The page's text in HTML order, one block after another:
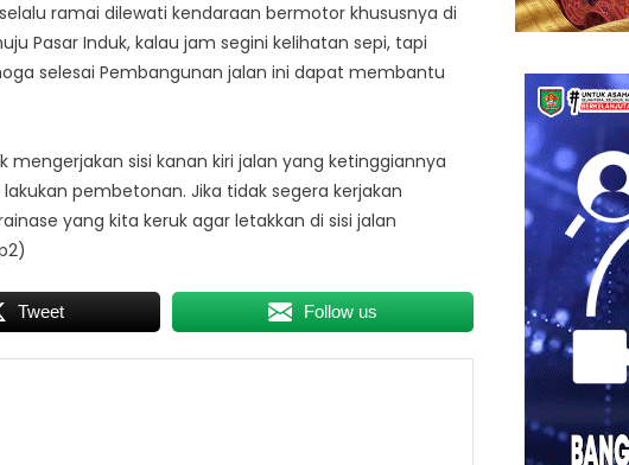
ramai dilewati kendaraan bermotor khususnya di
Pasar Induk, kalau jam segini kelihatan sepi, tapi
selesai Pembangunan jalan ini dapat membantu
sisi kanan kiri jalan yang ketinggiannya
pembetonan. Jika tidak segera kerjakan
yang kita keruk agar letakkan di sisi jalan
Tweet Follow us